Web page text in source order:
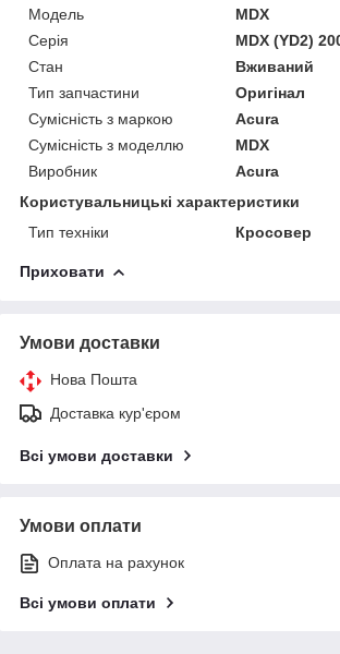
Модель
MDX
Серія
MDX (YD2)
Стан
Вживаний
Тип запчастини
Оригінал
Сумісність з маркою
Acura
Сумісність з моделлю
MDX
Виробник
Acura
Користувальницькі характеристики
Тип техніки
Кросовер
Приховати
Умови доставки
Нова Пошта
Доставка кур'єром
Всі умови доставки
Умови оплати
Оплата на рахунок
Всі умови оплати